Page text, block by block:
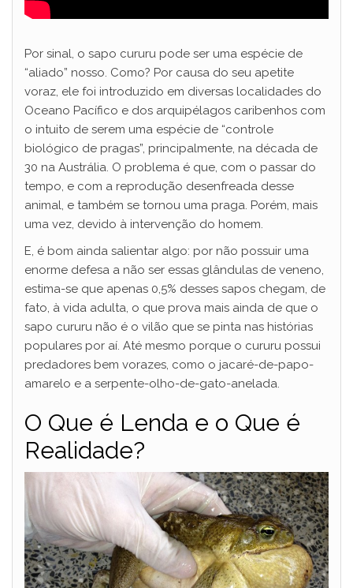
Por sinal, o sapo cururu pode ser uma espécie de
“aliado” nosso. Como? Por causa do seu apetite
voraz, ele foi introduzido em diversas localidades do
Oceano Pacífico e dos arquipélagos caribenhos com
o intuito de serem uma espécie de “controle
biológico de pragas”, principalmente, na década de
30 na Austrália. O problema é que, com o passar do
tempo, e com a reprodução desenfreada desse
animal, e também se tornou uma praga. Porém, mais
uma vez, devido à intervenção do homem.
E, é bom ainda salientar algo: por não possuir uma
enorme defesa a não ser essas glândulas de veneno,
estima-se que apenas 0,5% desses sapos chegam, de
fato, à vida adulta, o que prova mais ainda de que o
sapo cururu não é o vilão que se pinta nas histórias
populares por aí. Até mesmo porque o cururu possui
predadores bem vorazes, como o jacaré-de-papo-
amarelo e a serpente-olho-de-gato-anelada.
O Que é Lenda e o Que é
Realidade?